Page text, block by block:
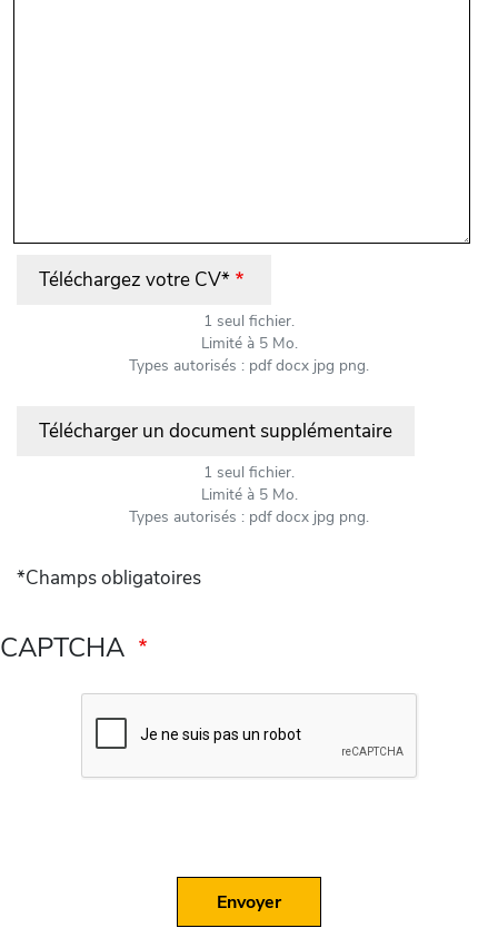
Téléchargez votre CV*
1 seul fichier.
Limité à 5 Mo.
Types autorisés : pdf docx jpg png.
Télécharger un document supplémentaire
1 seul fichier.
Limité à 5 Mo.
Types autorisés : pdf docx jpg png.
*Champs obligatoires
CAPTCHA